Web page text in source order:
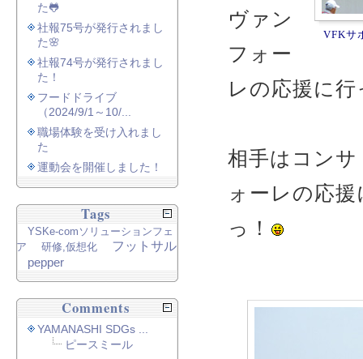
VFKサ
ヴァン
フォー
レの応援に
相手はコン
ォーレの応
っ！
た🐸
社報75号が発行されまし
た🌸
社報74号が発行されまし
た！
フードドライブ
（2024/9/1～10/...
職場体験を受け入れまし
た
運動会を開催しました！
Tags
YSKe-comソリューションフェ
ア
研修,仮想化
フットサル
pepper
Comments
YAMANASHI SDGs ...
ピースミール